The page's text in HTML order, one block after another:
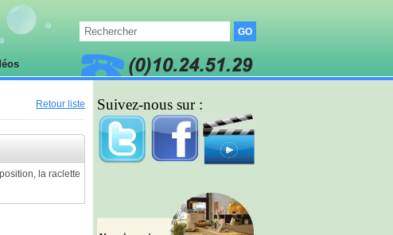
Retour liste
la raclette
Suivez-nous sur :